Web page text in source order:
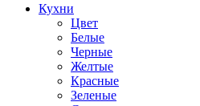
Кухни
Цвет
Белые
Черные
Желтые
Красные
Зеленые